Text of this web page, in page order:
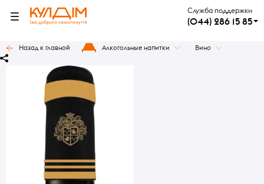
Служба поддержки
(044) 286 15 85
Назад к главной Алкогольные напитки Вино